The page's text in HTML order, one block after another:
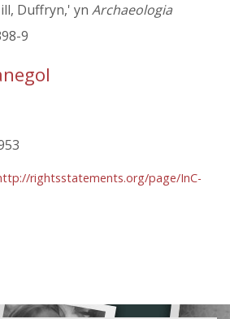
Duffryn,' yn Archaeologia
9
rightsstatements.org/page/InC-